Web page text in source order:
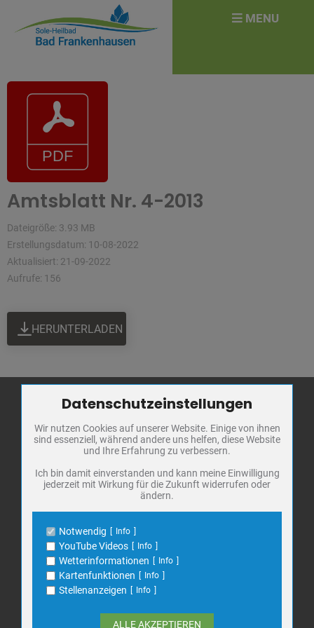
Amtsblatt Nr. 4-2013
Dateigröße: 3.93 MB
Erstellungsdatum: 10-08-2022
Aktualisiert: 21-09-2022
Aufrufe: 156
HERUNTERLADEN
Stadt Bad
Frankenhausen
Markt 1
06567 Bad Frankenhausen
Telefon: 034671 7 20 0
E-Mail:info@bad-frankenhausen.de
Search
for:
for:
Zum Betrieb der Seite notwendige Cookies / Drittanbieter:
Name
PHP Session Cookie
Anbieter
Eigentümer dieser Website
Schutz
Cookie Name
PHPSESSID, fe_typo_user
Name
Cookiespeicherung Entscheidungscookie
Anbieter
Eigentümer dieser Website
Zweck
Speichert die Einstellungen der Besucher
bezüglich der Speicherung von Cookies.
Cookie Name
dywc
1 Jahr
Datenschutzeinstellungen
Wir nutzen Cookies auf unserer Website. Einige von ihnen
sind essenziell, während andere uns helfen, diese Website
und Ihre Erfahrung zu verbessern.
Ich bin damit einverstanden und kann meine Einwilligung
jederzeit mit Wirkung für die Zukunft widerrufen oder
ändern.
Notwendig Info
YouTube Videos Info
Wetterinformationen Info
Kartenfunktionen Info
Stellenanzeigen Info
ALLE AKZEPTIEREN